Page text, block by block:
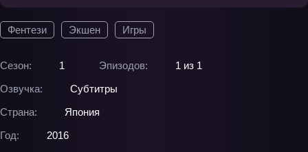
Фентези Экшен Игры
Сезон: 1 Эпизодов:
1 из 1
Озвучка:
Субтитры
Страна:
Япония
Год:
2016